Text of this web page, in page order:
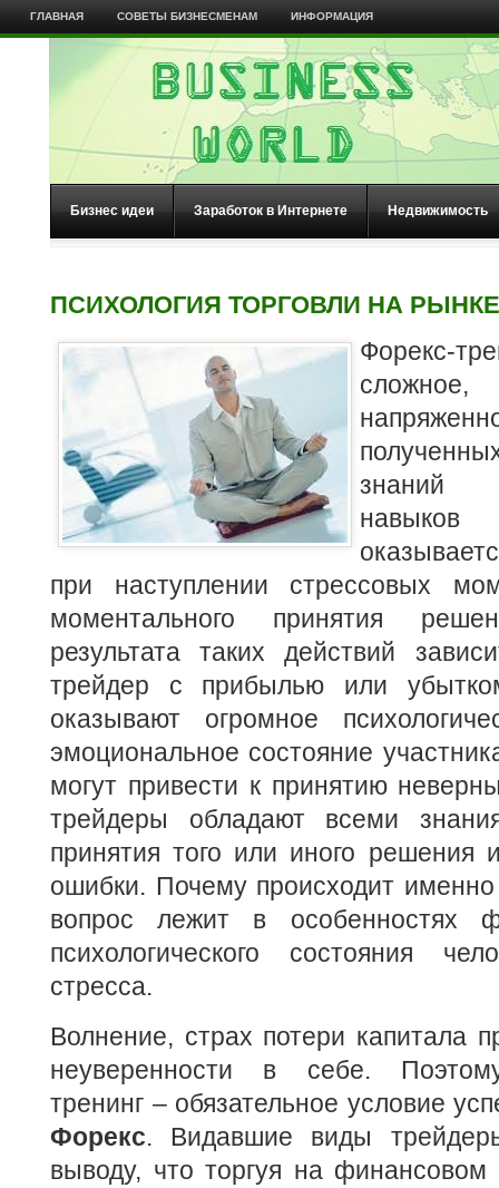
ГЛАВНАЯ СОВЕТЫ БИЗНЕСМЕНАМ ИНФОРМАЦИЯ
Бизнес идеи Заработок в Интернете Недвижимость
ПСИХОЛОГИЯ ТОРГОВЛИ НА
Форекс-
знаний
при наступлении стрессовых
моментального принятия
результата таких действий
трейдер с прибылью или
оказывают огромное
эмоциональное состояние
могут привести к принятию
трейдеры обладают всеми
принятия того или иного решения
ошибки. Почему происходит
вопрос лежит в особенностях
психологического состояния
стресса.
Волнение, страх потери капитала
неуверенности в себе. Поэтому
тренинг – обязательное условие
Форекс. Видавшие виды
выводу, что торгуя на